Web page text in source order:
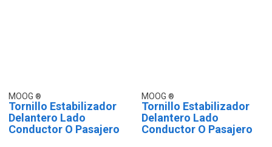
MOOG
Tornillo Estabilizador
Delantero Lado
Conductor O Pasajero
MOOG
Tornillo Estabilizador
Delantero Lado
Conductor O Pasajero